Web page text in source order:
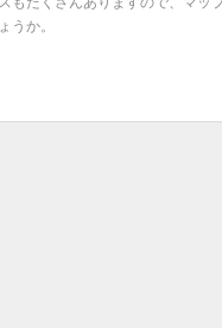
うか。